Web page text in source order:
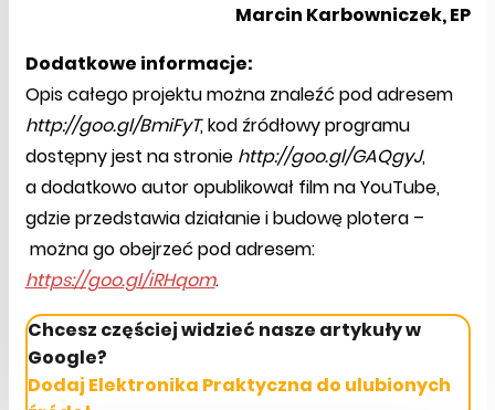
Marcin Karbowniczek, EP
Dodatkowe informacje:
Opis całego projektu można znaleźć pod adresem
http://goo.gl/BmiFyT, kod źródłowy programu
dostępny jest na stronie http://goo.gl/GAQgyJ,
a dodatkowo autor opublikował film na YouTube,
gdzie przedstawia działanie i budowę plotera –
można go obejrzeć pod adresem:
https://goo.gl/iRHqom.
Chcesz częściej widzieć nasze artykuły w
Google?
Dodaj Elektronika Praktyczna do ulubionych